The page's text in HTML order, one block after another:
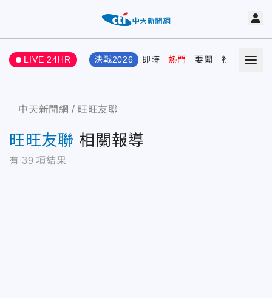
LIVE 24HR 決戰2026 即時 熱門 要聞 社會 娛樂
中天新聞網 旺旺友聯
旺旺友聯 相關報導
有 39 項結果